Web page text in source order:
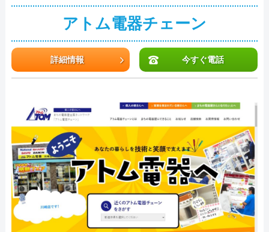
アトム電器チェーン
詳細情報 今すぐ電話